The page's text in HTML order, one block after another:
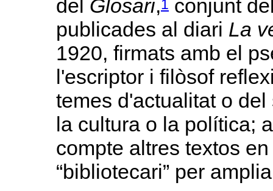
del Glosari,1 conjunt
publicades al diari La
1920, firmats amb el
l'escriptor i filòsof
temes d'actualitat o
la cultura o la política;
compte altres textos
“bibliotecari” per